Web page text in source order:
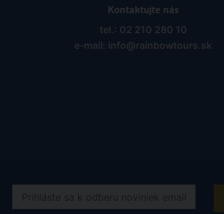
Kontaktujte nás
tel.: 02 210 280 10
e-mail: info@rainbowtours.sk